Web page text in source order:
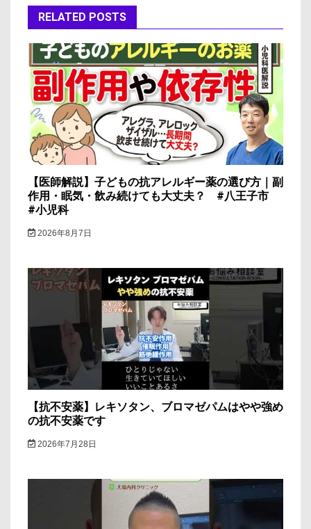
ゲ
ー
シ
ョ
ン
RELATED POSTS
【医師解説】子どもの抗アレルギー薬の選び方｜副
作用・眠気・飲み続けても大丈夫？ #八王子市
#小児科
2026年8月7日
【抗不安薬】レキソタン、ブロマゼパムはやや強め
の抗不安薬です
2026年7月28日